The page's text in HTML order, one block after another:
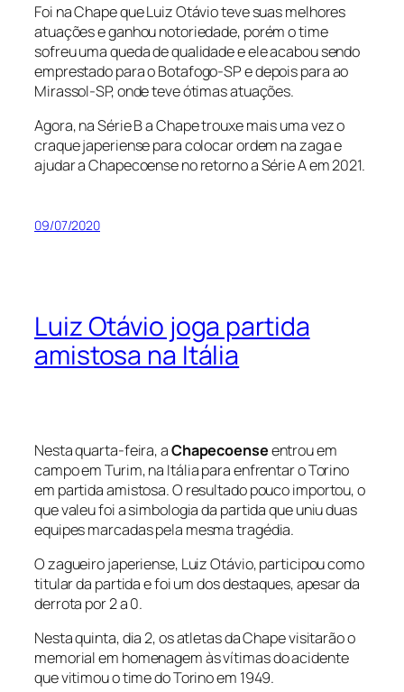
Foi na Chape que Luiz Otávio teve suas melhores
atuações e ganhou notoriedade, porém o time
sofreu uma queda de qualidade e ele acabou sendo
emprestado para o Botafogo-SP e depois para ao
Mirassol-SP, onde teve ótimas atuações.
Agora, na Série B a Chape trouxe mais uma vez o
craque japeriense para colocar ordem na zaga e
ajudar a Chapecoense no retorno a Série A em 2021.
09/07/2020
Luiz Otávio joga partida
amistosa na Itália
Nesta quarta-feira, aChapecoenseentrou em
campo em Turim, na Itália para enfrentar o Torino
em partida amistosa. O resultado pouco importou, o
que valeu foi a simbologia da partida que uniu duas
equipes marcadas pela mesma tragédia.
O zagueiro japeriense, Luiz Otávio, participou como
titular da partida e foi um dos destaques, apesar da
derrota por 2 a 0.
Nesta quinta, dia 2, os atletas da Chape visitarão o
memorial em homenagem às vítimas do acidente
que vitimou o time do Torino em 1949.